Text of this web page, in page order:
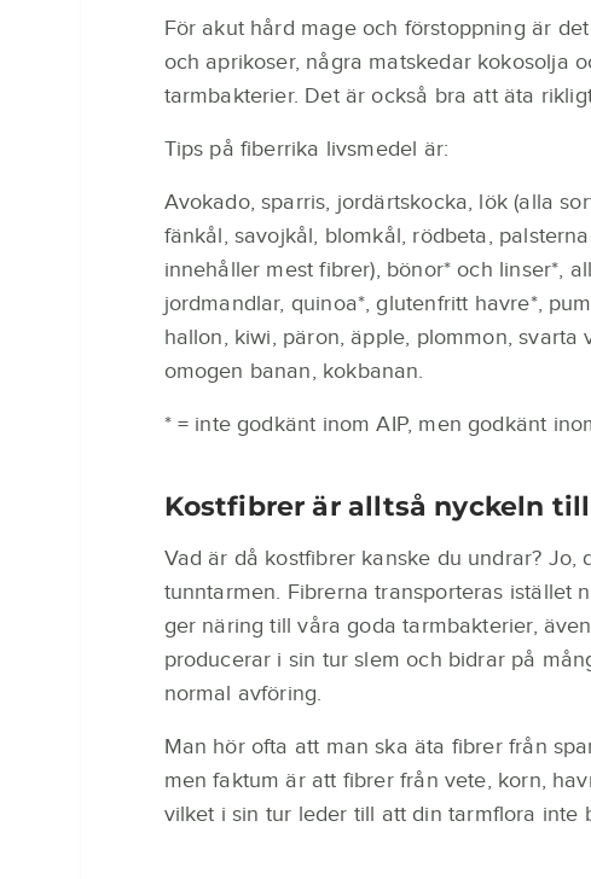
För akut hård mage och förstoppning är
och aprikoser, några matskedar kokosolja
tarmbakterier. Det är också bra att äta
Tips på fiberrika livsmedel är:
Avokado, sparris, jordärtskocka, lök (alla
fänkål, savojkål, blomkål, rödbeta,
innehåller mest fibrer), bönor* och linser*,
jordmandlar, quinoa*, glutenfritt havre*,
hallon, kiwi, päron, äpple, plommon,
omogen banan, kokbanan.
* = inte godkänt inom AIP, men godkänt
Kostfibrer är alltså nyckeln
Vad är då kostfibrer kanske du undrar?
tunntarmen. Fibrerna transporteras istället
ger näring till våra goda tarmbakterier,
producerar i sin tur slem och bidrar på
normal avföring.
Man hör ofta att man ska äta fibrer från
men faktum är att fibrer från vete, korn,
vilket i sin tur leder till att din tarmflora inte